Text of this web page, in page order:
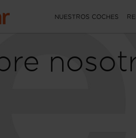
NUESTROS COCHES